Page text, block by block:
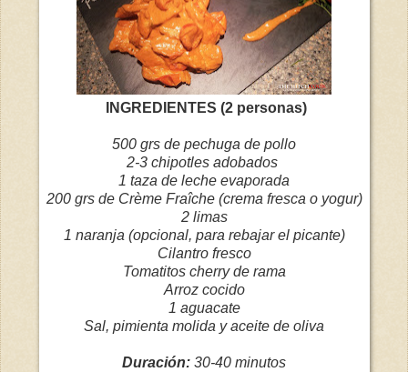
INGREDIENTES (2 personas)
500 grs de pechuga de pollo
2-3 chipotles adobados
1 taza de leche evaporada
200 grs de Crème Fraîche (crema fresca o yogur)
2 limas
1 naranja (opcional, para rebajar el picante)
Cilantro fresco
Tomatitos cherry de rama
Arroz cocido
1 aguacate
Sal, pimienta molida y aceite de oliva
Duración: 30-40 minutos